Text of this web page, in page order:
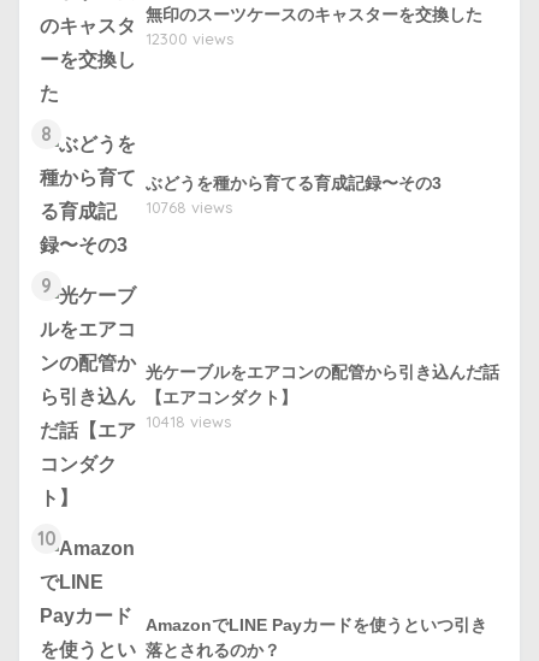
無印のスーツケースのキャスターを交換した
12300 views
8
ぶどうを種から育てる育成記録〜その3
10768 views
9
光ケーブルをエアコンの配管から引き込んだ話
【エアコンダクト】
10418 views
10
AmazonでLINE Payカードを使うといつ引き
落とされるのか？